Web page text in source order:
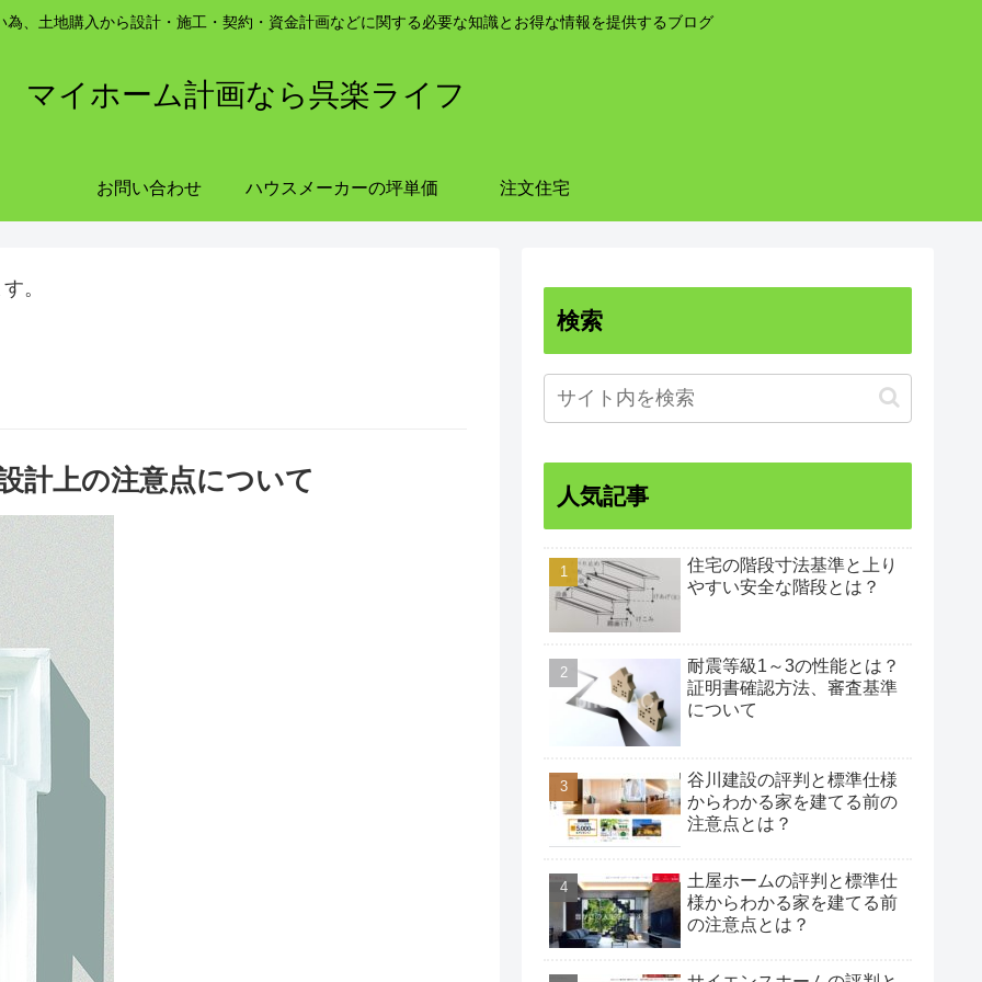
、土地購入から設計・施工・契約・資金計画などに関する必要な知識とお得な情報を提供するブログ
マイホーム計画なら呉楽ライフ
お問い合わせ ハウスメーカーの坪単価 注文住宅
。
計上の注意点について
検索
人気記事
住宅の階段寸法基準と上り
やすい安全な階段とは？
耐震等級1～3の性能とは？
証明書確認方法、審査基準
について
谷川建設の評判と標準仕様
からわかる家を建てる前の
注意点とは？
土屋ホームの評判と標準仕
様からわかる家を建てる前
の注意点とは？